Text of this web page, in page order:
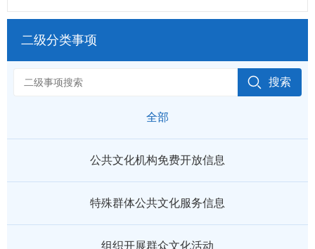
二级分类事项
全部
公共文化机构免费开放信息
特殊群体公共文化服务信息
组织开展群众文化活动